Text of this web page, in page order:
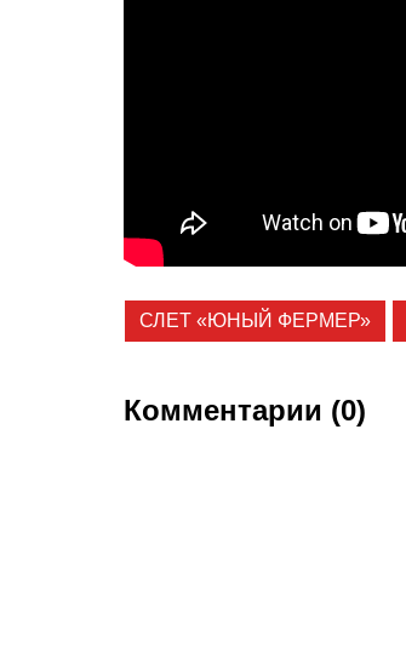
СЛЕТ «ЮНЫЙ ФЕРМЕР»
Комментарии (0)